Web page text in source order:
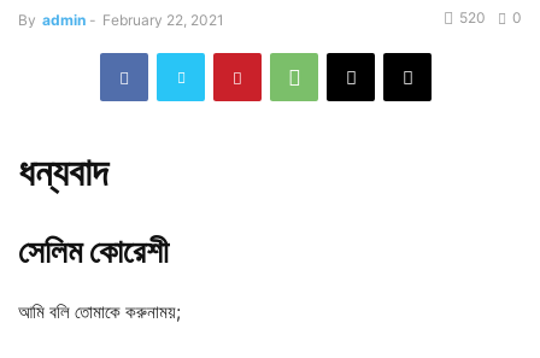
By admin - February 22, 2021 0
520
ধন্যবাদ
সেলিম কোরেশী
আমি বলি তোমাকে করুনাময়;